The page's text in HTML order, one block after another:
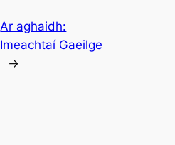
Ar aghaidh:
Imeachtaí Gaeilge
→